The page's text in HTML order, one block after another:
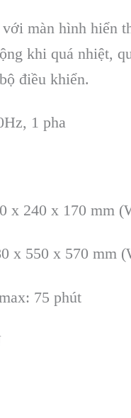
với màn hình hiển
khi quá nhiệt,
ộ điều khiển.
1 pha
x 240 x 170 mm
x 550 x 570 mm
75 phút